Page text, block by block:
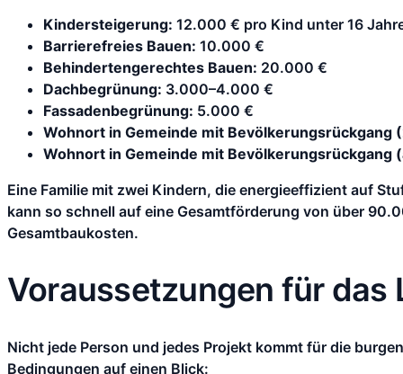
Kindersteigerung: 12.000 € pro Kind unter 16
Barrierefreies Bauen: 10.000 €
Behindertengerechtes Bauen: 20.000 €
Dachbegrünung: 3.000–4.000 €
Fassadenbegrünung: 5.000 €
Wohnort in Gemeinde mit Bevölkerungsrückgang
Wohnort in Gemeinde mit Bevölkerungsrückgang
Eine Familie mit zwei Kindern, die energieeffizient auf
kann so schnell auf eine Gesamtförderung von über
Gesamtbaukosten.
Voraussetzungen für das
Nicht jede Person und jedes Projekt kommt für die
Bedingungen auf einen Blick: